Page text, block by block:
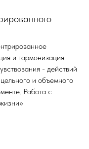
и гармонизация
- действий
и объемного
Работа с